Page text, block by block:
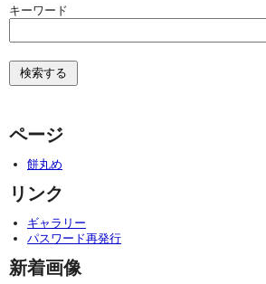
キーワード
ページ
餅丸め
リンク
ギャラリー
パスワード再発行
新着画像